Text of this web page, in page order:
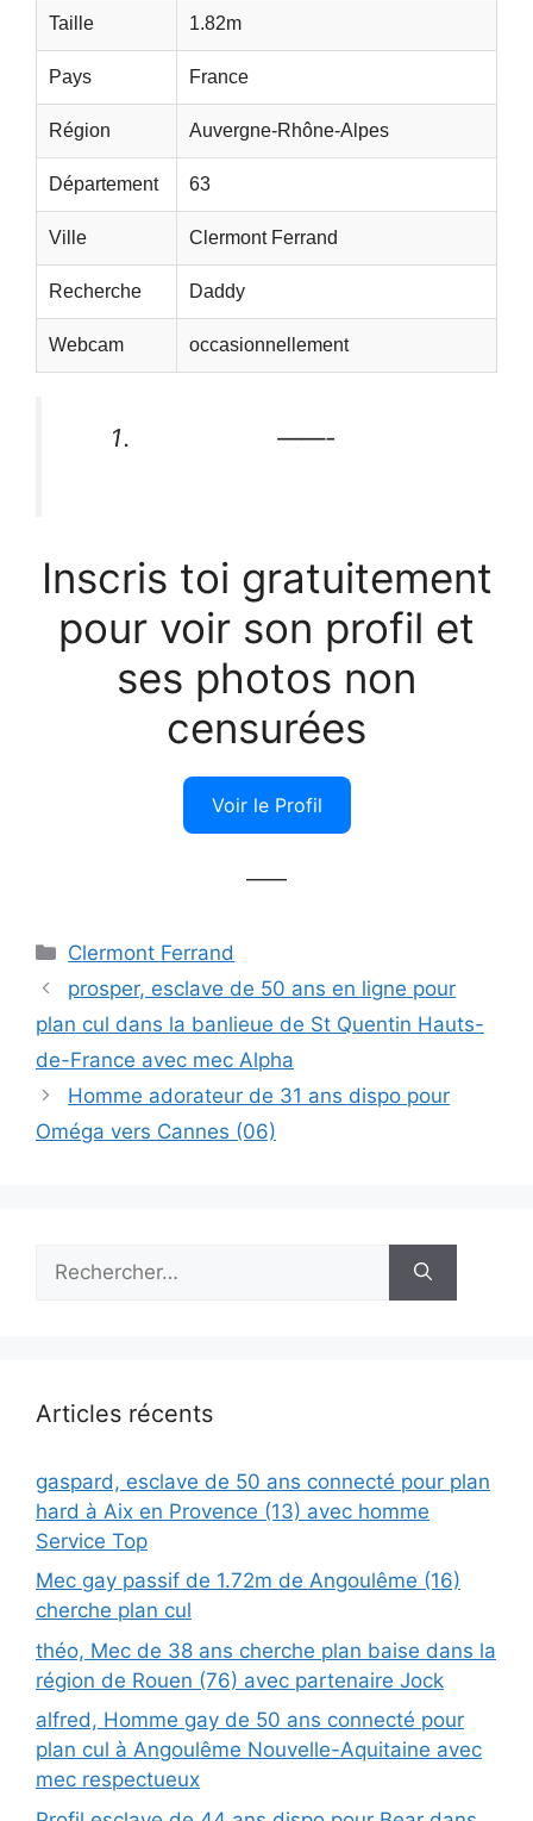
Taille 1.82m
Pays France
Région Auvergne-Rhône-Alpes
Département 63
Ville Clermont Ferrand
Recherche Daddy
Webcam occasionnellement
——-
Inscris toi gratuitement
pour voir son profil et
ses photos non
censurées
Voir le Profil
——
Catégories
Clermont Ferrand
prosper, esclave de 50 ans en ligne pour
plan cul dans la banlieue de St Quentin Hauts-
de-France avec mec Alpha
Homme adorateur de 31 ans dispo pour
Oméga vers Cannes (06)
Articles récents
gaspard, esclave de 50 ans connecté pour plan
hard à Aix en Provence (13) avec homme
Service Top
Mec gay passif de 1.72m de Angoulême (16)
cherche plan cul
théo, Mec de 38 ans cherche plan baise dans la
région de Rouen (76) avec partenaire Jock
alfred, Homme gay de 50 ans connecté pour
plan cul à Angoulême Nouvelle-Aquitaine avec
mec respectueux